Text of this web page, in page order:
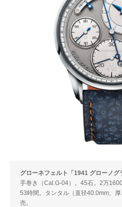
グローネフェルト「1941 グローノグ
手巻き（Cal.G-04）。45石。2万
53時間。タンタル（直径40.0mm、
売。